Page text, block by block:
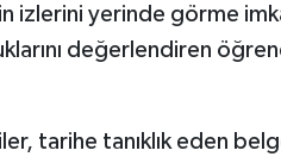
izlerini yerinde görme
değerlendiren
tarihe tanıklık eden